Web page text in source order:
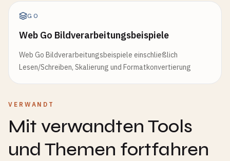
GO
Web Go Bildverarbeitungsbeispiele
Web Go Bildverarbeitungsbeispiele einschließlich
Lesen/Schreiben, Skalierung und Formatkonvertierung
VERWANDT
Mit verwandten Tools
und Themen fortfahren